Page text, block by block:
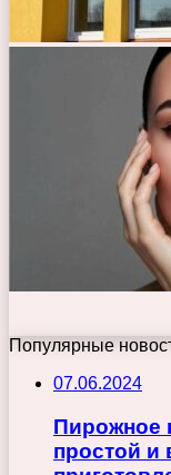
Популярные
07.06.2024
Пирожное
простой и